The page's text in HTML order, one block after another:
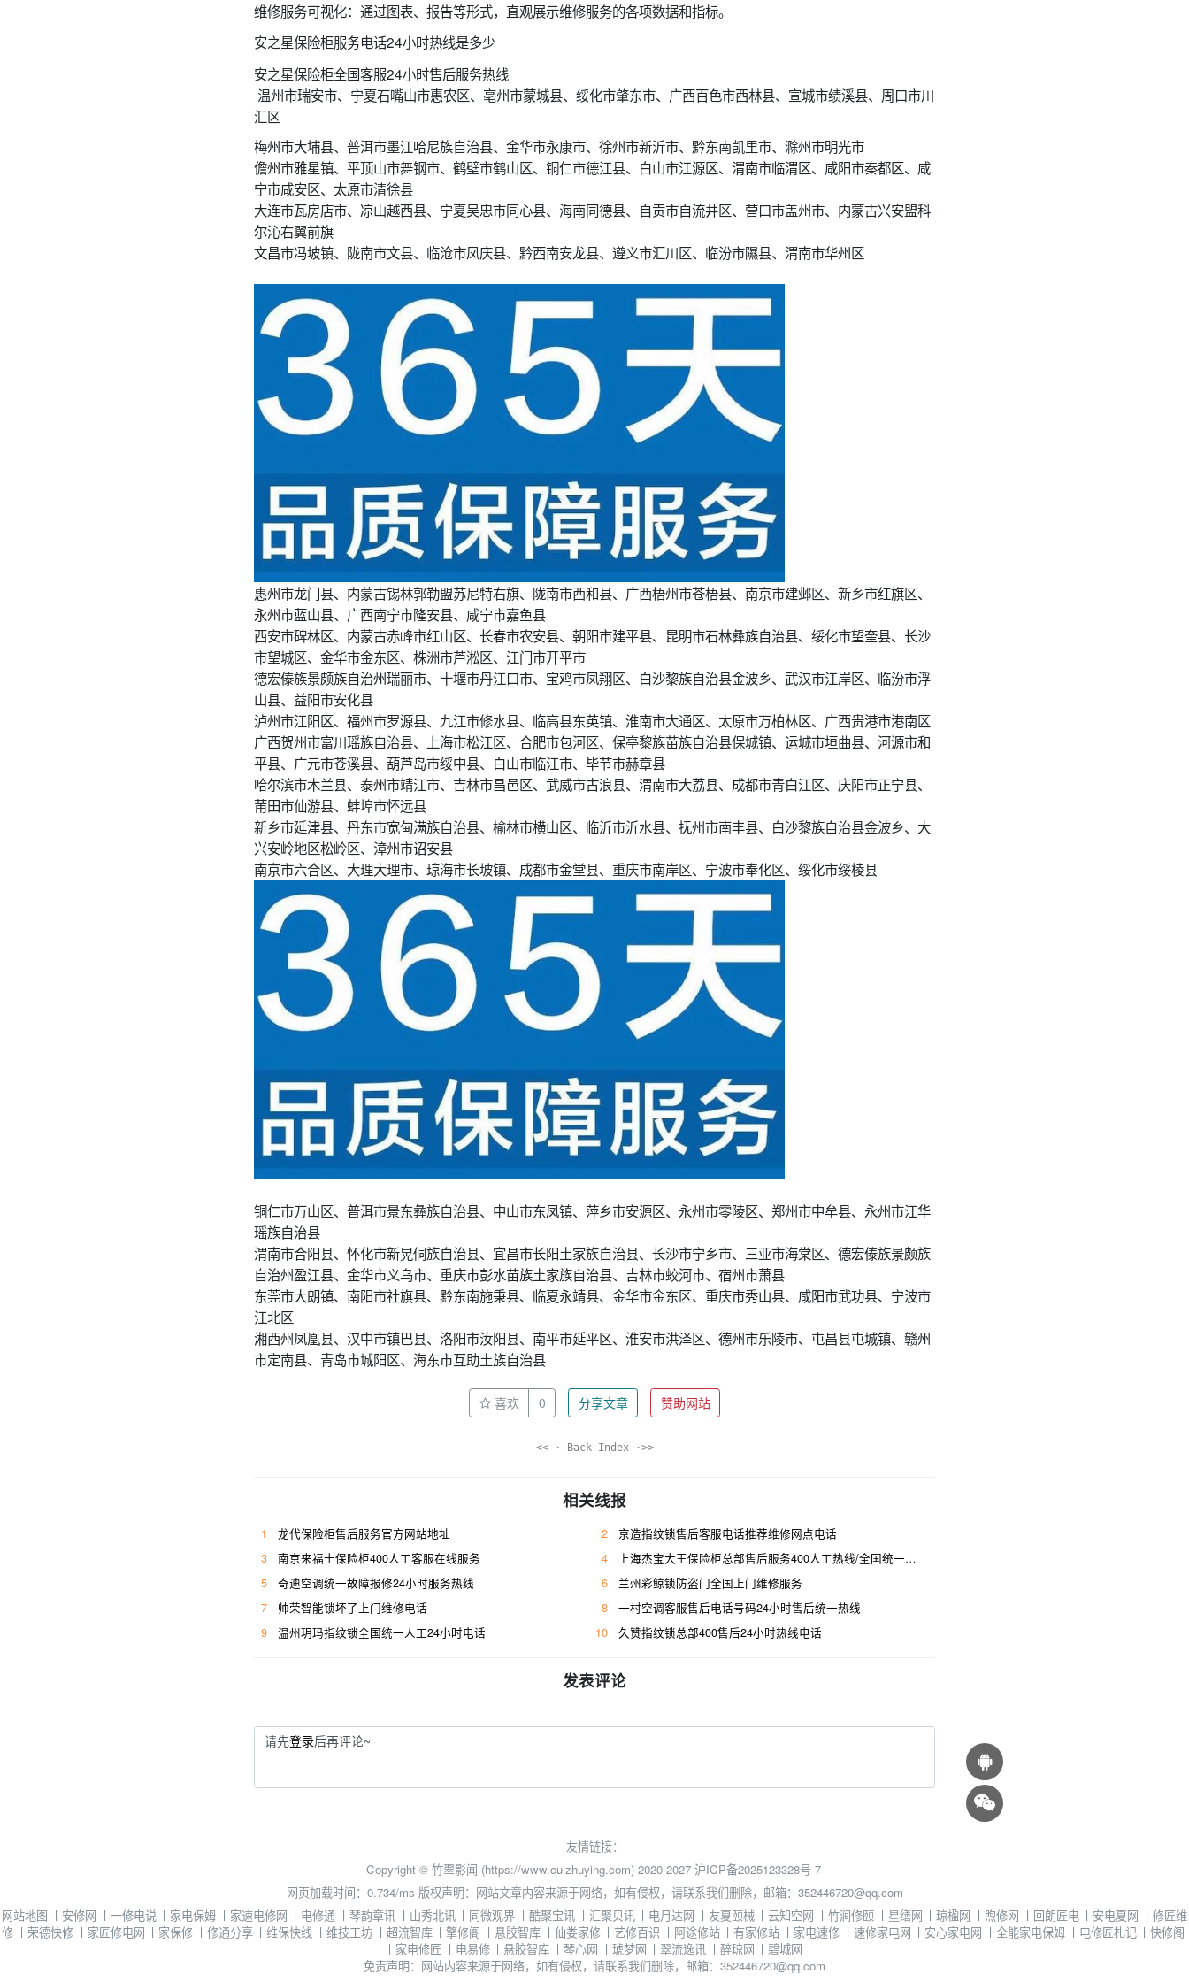
维修服务可视化：通过图表、报告等形式，直观展示维修服务的各项数据和指标。
安之星保险柜服务电话24小时热线是多少
安之星保险柜全国客服24小时售后服务热线
温州市瑞安市、宁夏石嘴山市惠农区、亳州市蒙城县、绥化市肇东市、广西百色市西林县、宣城市绩溪县、周口市川
汇区
梅州市大埔县、普洱市墨江哈尼族自治县、金华市永康市、徐州市新沂市、黔东南凯里市、滁州市明光市
儋州市雅星镇、平顶山市舞钢市、鹤壁市鹤山区、铜仁市德江县、白山市江源区、渭南市临渭区、咸阳市秦都区、咸
宁市咸安区、太原市清徐县
大连市瓦房店市、凉山越西县、宁夏吴忠市同心县、海南同德县、自贡市自流井区、营口市盖州市、内蒙古兴安盟科
尔沁右翼前旗
文昌市冯坡镇、陇南市文县、临沧市凤庆县、黔西南安龙县、遵义市汇川区、临汾市隰县、渭南市华州区
惠州市龙门县、内蒙古锡林郭勒盟苏尼特右旗、陇南市西和县、广西梧州市苍梧县、南京市建邺区、新乡市红旗区、
永州市蓝山县、广西南宁市隆安县、咸宁市嘉鱼县
西安市碑林区、内蒙古赤峰市红山区、长春市农安县、朝阳市建平县、昆明市石林彝族自治县、绥化市望奎县、长沙
市望城区、金华市金东区、株洲市芦淞区、江门市开平市
德宏傣族景颇族自治州瑞丽市、十堰市丹江口市、宝鸡市凤翔区、白沙黎族自治县金波乡、武汉市江岸区、临汾市浮
山县、益阳市安化县
泸州市江阳区、福州市罗源县、九江市修水县、临高县东英镇、淮南市大通区、太原市万柏林区、广西贵港市港南区
广西贺州市富川瑶族自治县、上海市松江区、合肥市包河区、保亭黎族苗族自治县保城镇、运城市垣曲县、河源市和
平县、广元市苍溪县、葫芦岛市绥中县、白山市临江市、毕节市赫章县
哈尔滨市木兰县、泰州市靖江市、吉林市昌邑区、武威市古浪县、渭南市大荔县、成都市青白江区、庆阳市正宁县、
莆田市仙游县、蚌埠市怀远县
新乡市延津县、丹东市宽甸满族自治县、榆林市横山区、临沂市沂水县、抚州市南丰县、白沙黎族自治县金波乡、大
兴安岭地区松岭区、漳州市诏安县
南京市六合区、大理大理市、琼海市长坡镇、成都市金堂县、重庆市南岸区、宁波市奉化区、绥化市绥棱县
铜仁市万山区、普洱市景东彝族自治县、中山市东凤镇、萍乡市安源区、永州市零陵区、郑州市中牟县、永州市江华
瑶族自治县
渭南市合阳县、怀化市新晃侗族自治县、宜昌市长阳土家族自治县、长沙市宁乡市、三亚市海棠区、德宏傣族景颇族
自治州盈江县、金华市义乌市、重庆市彭水苗族土家族自治县、吉林市蛟河市、宿州市萧县
东莞市大朗镇、南阳市社旗县、黔东南施秉县、临夏永靖县、金华市金东区、重庆市秀山县、咸阳市武功县、宁波市
江北区
湘西州凤凰县、汉中市镇巴县、洛阳市汝阳县、南平市延平区、淮安市洪泽区、德州市乐陵市、屯昌县屯城镇、赣州
市定南县、青岛市城阳区、海东市互助土族自治县
喜欢 0 分享文章 赞助网站
<< · Back Index ·>>
相关线报
1 龙代保险柜售后服务官方网站地址 2
京造指纹锁售后客服电话推荐维修网点电话
3
南京来福士保险柜400人工客服在线服务 4
上海杰宝大王保险柜总部售后服务400人工热线/全国统一维修电话是多少
5
奇迪空调统一故障报修24小时服务热线 6
兰州彩鲸锁防盗门全国上门维修服务
7
帅荣智能锁坏了上门维修电话 8
一村空调客服售后电话号码24小时售后统一热线
9
温州玥玛指纹锁全国统一人工24小时电话 10 久赞指纹锁总部400售后24小时热线电话
发表评论
请先登录后再评论~
友情链接：
Copyright © 竹翠影闻 (https://www.cuizhuying.com) 2020-2027 沪ICP备2025123328号-7
网页加载时间：0.734/ms 版权声明：网站文章内容来源于网络，如有侵权，请联系我们删除，邮箱：352446720@qq.com
网站地图 丨 安修网 丨 一修电说 丨 家电保姆 丨 家速电修网 丨 电修通 丨 琴韵章讯 丨 山秀北讯 丨 同微观界 丨 酷聚宝讯 丨 汇聚贝讯 丨 电月达网 丨 友夏颐械 丨云知空网 丨 竹涧修颐 丨 星缮网 丨琼楹网 丨 煦修网 丨 回朗匠电 丨 安电夏网 丨 修匠维
修 丨 荣德快修 丨 家匠修电网 丨 家保修 丨 修通分享 丨维保快线 丨 维技工坊 丨 超流智库 丨擎修阁 丨 悬胶智库 丨 仙娄家修 丨艺修百识 丨 阿途修站 丨 有家修站 丨 家电速修 丨 速修家电网 丨 安心家电网 丨 全能家电保姆 丨 电修匠札记 丨快修阁
丨 家电修匠 丨 电易修 丨悬胶智库 丨 琴心网 丨 琥梦网 丨翠流逸讯 丨 醉琼网 丨碧城网
免责声明：网站内容来源于网络，如有侵权，请联系我们删除，邮箱：352446720@qq.com